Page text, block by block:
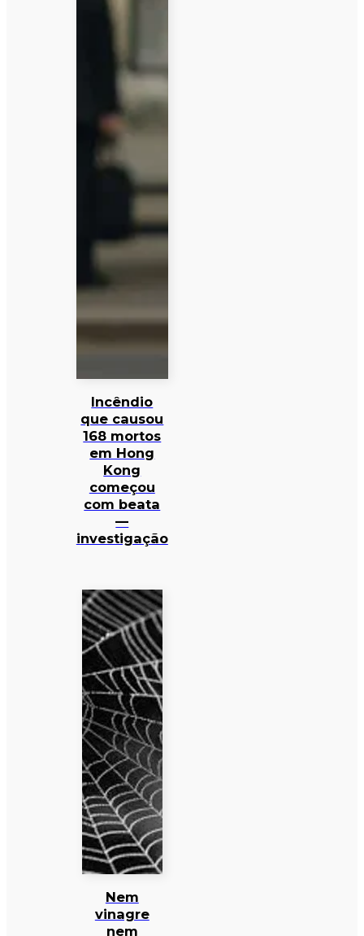
Incêndio
que causou
168 mortos
em Hong
Kong
começou
com beata
—
investigação
Nem
vinagre
nem